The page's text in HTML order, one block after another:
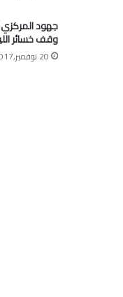
جهود
وقف خسائر
20 نوفمبر,2017